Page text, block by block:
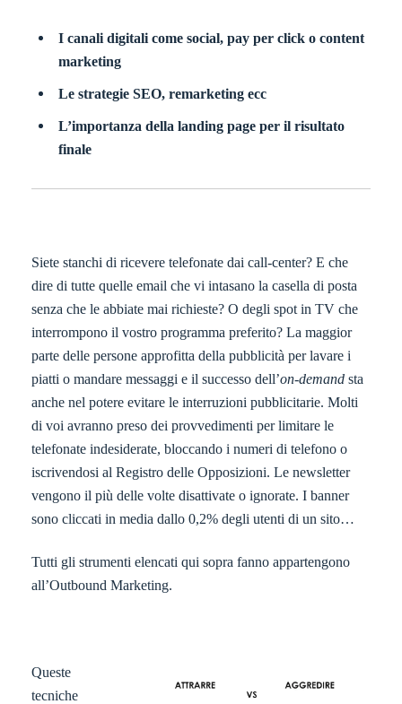
I canali digitali come social, pay per click o content
marketing
Le strategie SEO, remarketing ecc
L’importanza della landing page per il risultato
finale
Siete stanchi di ricevere telefonate dai call-center? E che
dire di tutte quelle email che vi intasano la casella di posta
senza che le abbiate mai richieste? O degli spot in TV che
interrompono il vostro programma preferito? La maggior
parte delle persone approfitta della pubblicità per lavare i
piatti o mandare messaggi e il successo dell’on-demand sta
anche nel potere evitare le interruzioni pubblicitarie. Molti
di voi avranno preso dei provvedimenti per limitare le
telefonate indesiderate, bloccando i numeri di telefono o
iscrivendosi al Registro delle Opposizioni. Le newsletter
vengono il più delle volte disattivate o ignorate. I banner
sono cliccati in media dallo 0,2% degli utenti di un sito…
Tutti gli strumenti elencati qui sopra fanno appartengono
all’Outbound Marketing.
Queste
tecniche